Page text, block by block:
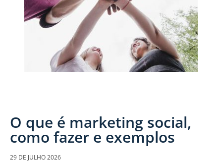
O que é marketing social,
como fazer e exemplos
29 DE JULHO 2026